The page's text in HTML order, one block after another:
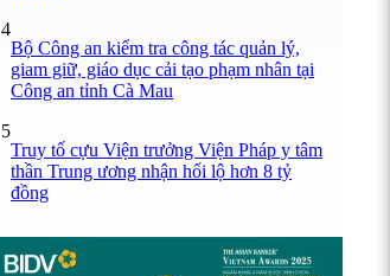
4
Bộ Công an kiểm tra công tác quản lý,
giam giữ, giáo dục cải tạo phạm nhân tại
Công an tỉnh Cà Mau
5
Truy tố cựu Viện trưởng Viện Pháp y tâm
thần Trung ương nhận hối lộ hơn 8 tỷ
đồng